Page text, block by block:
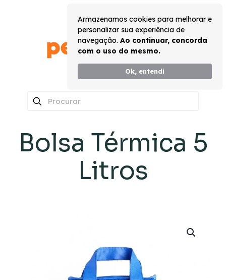
Armazenamos cookies para melhorar e
personalizar sua experiência de
navegação. Ao continuar, concorda
com o uso do mesmo.
Ok, entendi
Bolsa Térmica 5
Litros